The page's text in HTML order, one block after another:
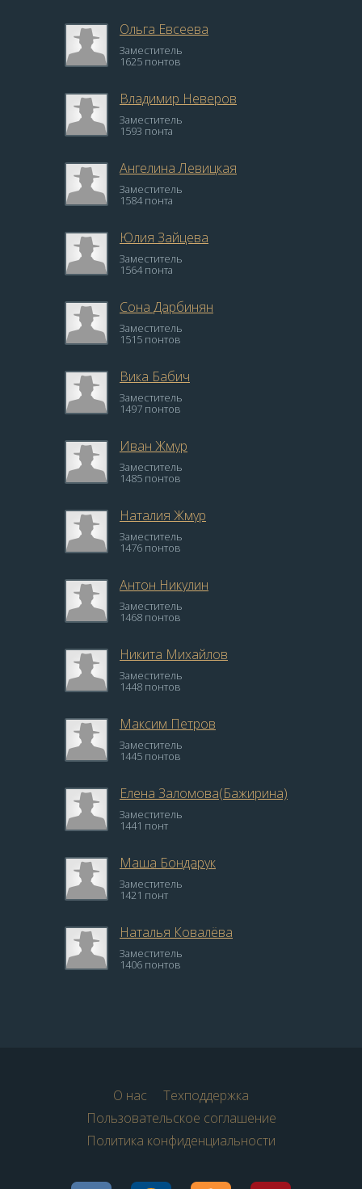
Ольга Евсеева
Заместитель
1625 понтов
Владимир Неверов
Заместитель
1593 понта
Ангелина Левицкая
Заместитель
1584 понта
Юлия Зайцева
Заместитель
1564 понта
Сона Дарбинян
Заместитель
1515 понтов
Вика Бабич
Заместитель
1497 понтов
Иван Жмур
Заместитель
1485 понтов
Наталия Жмур
Заместитель
1476 понтов
Антон Никулин
Заместитель
1468 понтов
Никита Михайлов
Заместитель
1448 понтов
Максим Петров
Заместитель
1445 понтов
Елена Заломова(Бажирина)
Заместитель
1441 понт
Маша Бондарук
Заместитель
1421 понт
Наталья Ковалёва
Заместитель
1406 понтов
О нас
Техподдержка
Пользовательское соглашение
Политика конфиденциальности